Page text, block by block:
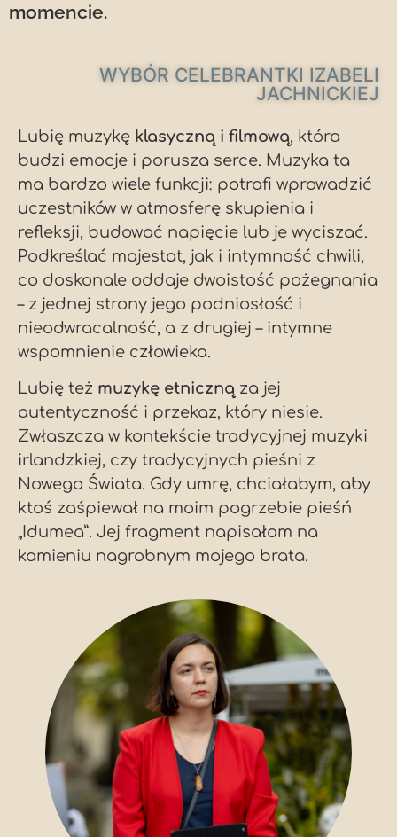
momencie.
WYBÓR CELEBRANTKI IZABELI
JACHNICKIEJ
Lubię muzykę klasyczną i filmową, która
budzi emocje i porusza serce. Muzyka ta
ma bardzo wiele funkcji: potrafi wprowadzić
uczestników w atmosferę skupienia i
refleksji, budować napięcie lub je wyciszać.
Podkreślać majestat, jak i intymność chwili,
co doskonale oddaje dwoistość pożegnania
– z jednej strony jego podniosłość i
nieodwracalność, a z drugiej – intymne
wspomnienie człowieka.
Lubię też muzykę etniczną za jej
autentyczność i przekaz, który niesie.
Zwłaszcza w kontekście tradycyjnej muzyki
irlandzkiej, czy tradycyjnych pieśni z
Nowego Świata. Gdy umrę, chciałabym, aby
ktoś zaśpiewał na moim pogrzebie pieśń
„Idumea”. Jej fragment napisałam na
kamieniu nagrobnym mojego brata.